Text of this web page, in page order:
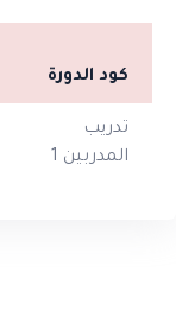
كود الدورة
تدريب
المدربين 1